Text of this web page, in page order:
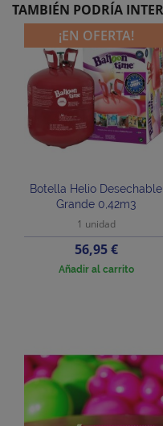
TAMBIÉN PODRÍA
Botella Helio Desechable
Grande 0,42m3
1 unidad
Precio
56,95 €
Añadir al carrito
¡EN OFERTA!